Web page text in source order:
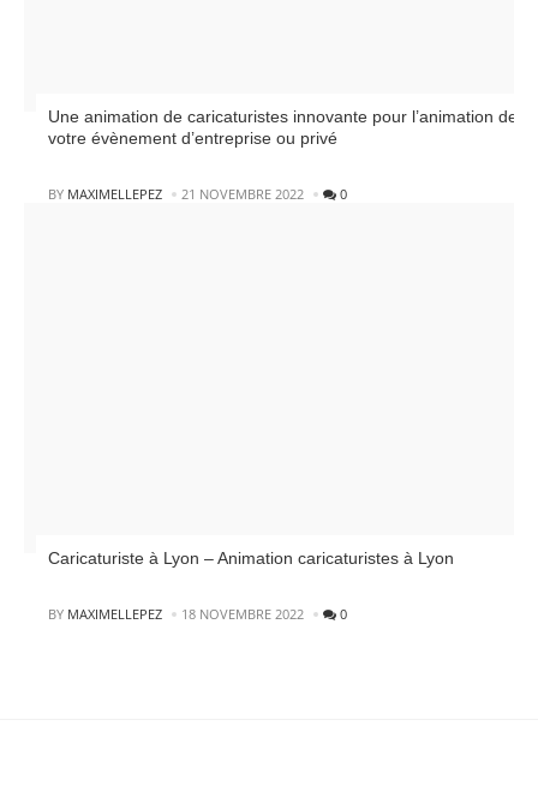
Une animation de caricaturistes innovante pour l’animation de
votre évènement d’entreprise ou privé
POSTED
BY MAXIMELLEPEZ 21 NOVEMBRE 2022 0
Caricaturiste à Lyon – Animation caricaturistes à Lyon
POSTED
BY MAXIMELLEPEZ 18 NOVEMBRE 2022 0